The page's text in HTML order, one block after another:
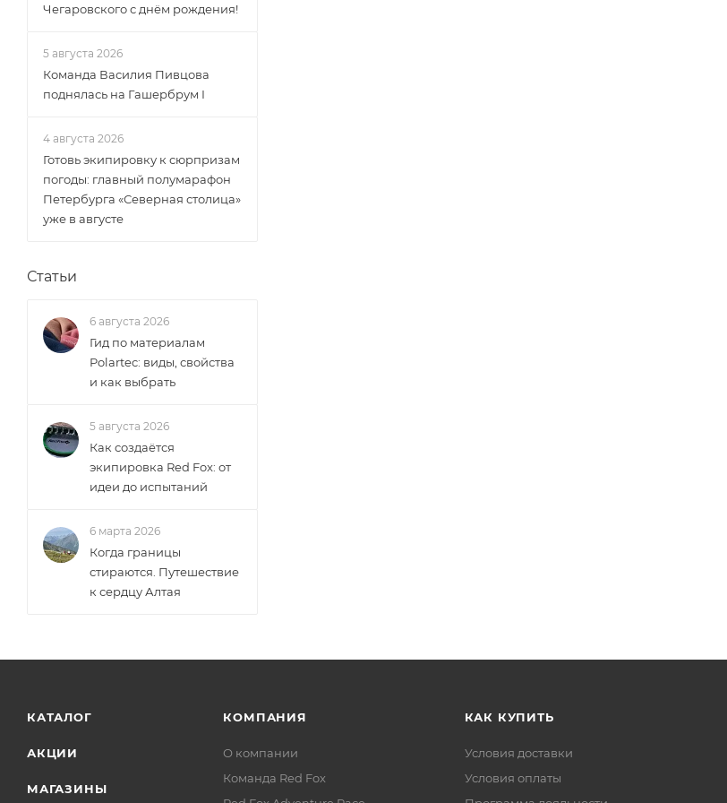
Чегаровского с днём рождения!
5 августа 2026
Команда Василия Пивцова
поднялась на Гашербрум I
4 августа 2026
Готовь экипировку к сюрпризам
погоды: главный полумарафон
Петербурга «Северная столица»
уже в августе
Статьи
6 августа 2026
Гид по материалам
Polartec: виды, свойства
и как выбрать
5 августа 2026
Как создаётся
экипировка Red Fox: от
идеи до испытаний
6 марта 2026
Когда границы
стираются. Путешествие
к сердцу Алтая
КАТАЛОГ
АКЦИИ
МАГАЗИНЫ
КОМПАНИЯ
О компании
Команда Red Fox
КАК КУПИТЬ
Условия доставки
Условия оплаты